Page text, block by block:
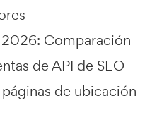
2026: Comparación
de API de SEO
de ubicación